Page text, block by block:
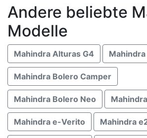
Andere beliebte
Modelle
Mahindra Alturas G4
Mahindra Bolero Camper
Mahindra Bolero Neo
Mahindra e-Verito Mahindra